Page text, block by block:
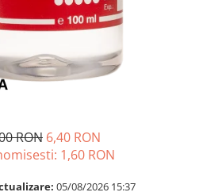
RON 6,40 RON
1,60 RON
05/08/2026 15:37